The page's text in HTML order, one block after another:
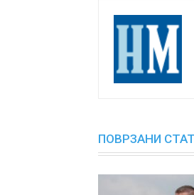
ПОВРЗАНИ